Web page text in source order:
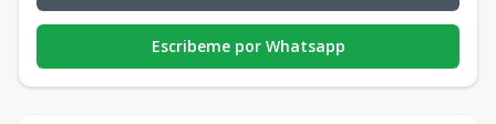
Escribeme por Whatsapp